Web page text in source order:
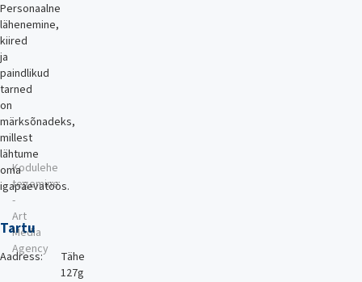
Personaalne
lähenemine,
kiired
ja
paindlikud
tarned
on
märksõnadeks,
millest
lähtume
oma
igapäevatöös.
Tartu
Aadress:
Tähe
127g
Kodulehe
tegemine
-
Art
Media
Agency